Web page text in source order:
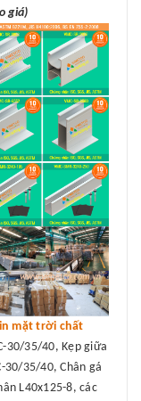
giá)
mặt trời chất
30/35/40, Kẹp giữa
30/35/40, Chân gá
L40x125-8, các